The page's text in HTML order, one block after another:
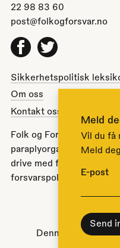
22 98 83 60
post@folkogforsvar.no
Facebook
Twitter
Sikkerhetspolitisk
Om oss
Kontakt oss
Folk og Forsvar er en
paraplyorganisasjon
drive med
forsvarspolitikk.
Denne nettsiden
Meld
Vil du få
Meld
E-post